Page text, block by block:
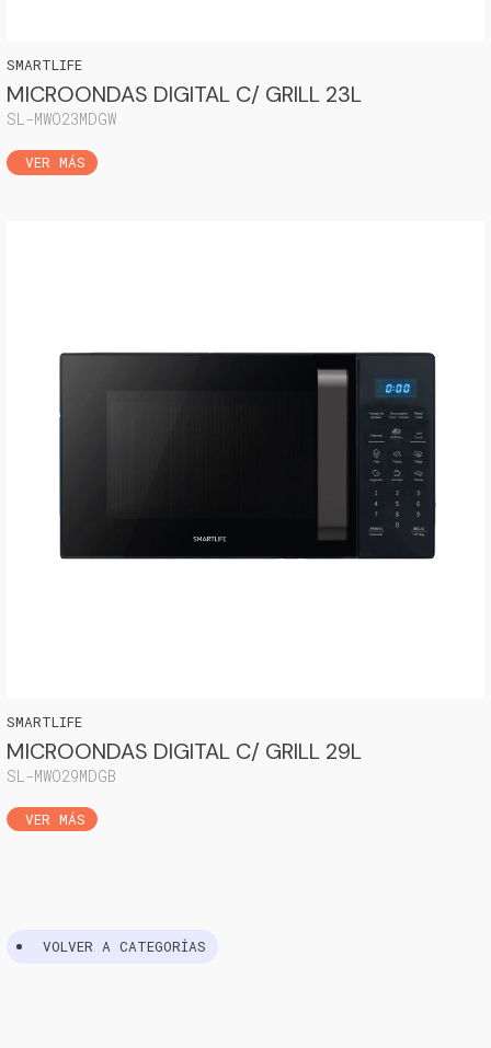
SMARTLIFE
MICROONDAS DIGITAL C/ GRILL 23L
SL-MWO23MDGW
SMARTLIFE
MICROONDAS DIGITAL C/ GRILL 29L
SL-MWO29MDGB